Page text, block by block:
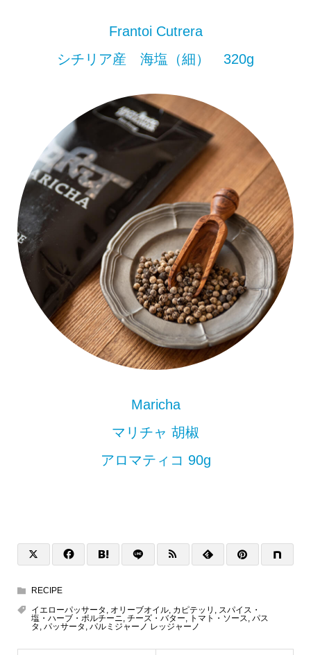
Frantoi Cutrera
シチリア産 海塩（細） 320g
Maricha
マリチャ 胡椒
アロマティコ 90g
RECIPE
イエローパッサータ , オリーブオイル, カピテッリ , スパイス・
塩・ハーブ・ポルチーニ, チーズ・バター, トマト・ソース, パス
タ , パッサータ , パルミジャーノ レッジャーノ